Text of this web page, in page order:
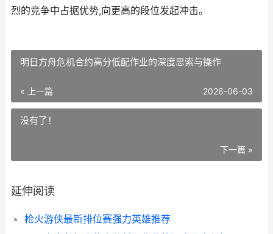
烈的竞争中占据优势,向更高的段位发起冲击。
明日方舟危机合约高分低配作业的深度思索与操作
« 上一篇 2026-06-03
没有了！
下一篇 »
延伸阅读
枪火游侠最新排位赛强力英雄推荐